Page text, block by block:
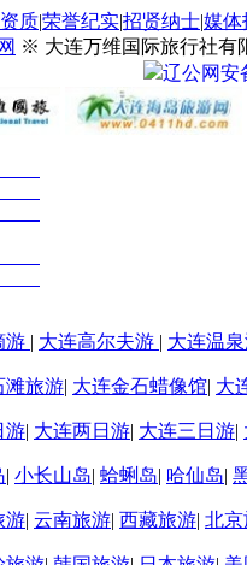
质|荣誉纪实|招贤纳士|媒体
※ 大连万维国际旅行社有
辽公网安
游 | 大连高尔夫游 | 大连温
滩旅游| 大连金石蜡像馆| 大
游| 大连两日游| 大连三日游|
| 小长山岛| 蛤蜊岛| 哈仙岛|
游| 云南旅游| 西藏旅游| 北